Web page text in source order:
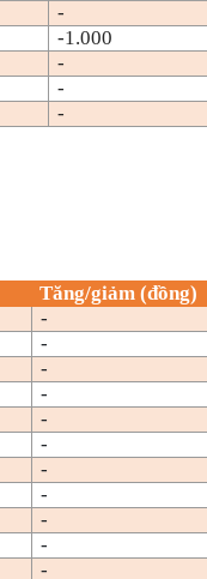
-
-1.000
-
-
-
Tăng/giảm (đồng)
-
-
-
-
-
-
-
-
-
-
-